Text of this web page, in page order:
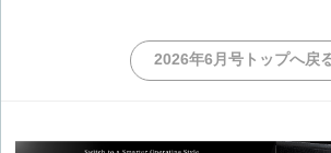
その59 Eスポシーズン前にポケットダイポ
2026年6月号トップへ戻